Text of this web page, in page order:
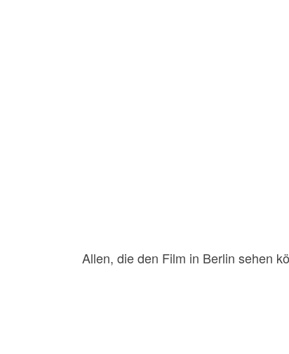
Allen, die den Film in Berlin sehen